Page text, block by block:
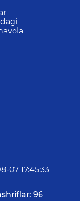
07 17:45:33
96